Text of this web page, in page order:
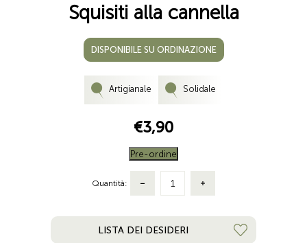
Squisiti alla cannella
DISPONIBILE SU ORDINAZIONE
Artigianale Solidale
€3,90
Pre-ordine
Quantità:
LISTA DEI DESIDERI